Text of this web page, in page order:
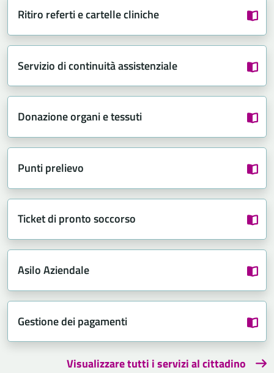
Ritiro referti e cartelle cliniche
Servizio di continuità assistenziale
Donazione organi e tessuti
Punti prelievo
Ticket di pronto soccorso
Asilo Aziendale
Gestione dei pagamenti
Visualizzare tutti i servizi al cittadino